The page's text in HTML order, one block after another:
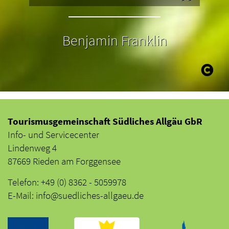
Benjamin Franklin
Tourismusgemeinschaft Südliches Allgäu GbR
Info- und Servicecenter
Lindenweg 4
87669 Rieden am Forggensee
Telefon: +49 (0) 8362 - 5059978
E-Mail: info@suedliches-allgaeu.de